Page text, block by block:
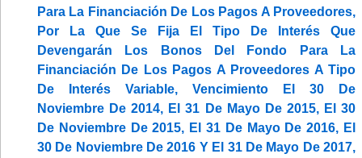
Para La Financiación De Los Pagos A Proveedores,
Por La Que Se Fija El Tipo De Interés Que
Devengarán Los Bonos Del Fondo Para La
Financiación De Los Pagos A Proveedores A Tipo
De Interés Variable, Vencimiento El 30 De
Noviembre De 2014, El 31 De Mayo De 2015, El 30
De Noviembre De 2015, El 31 De Mayo De 2016, El
30 De Noviembre De 2016 Y El 31 De Mayo De 2017,